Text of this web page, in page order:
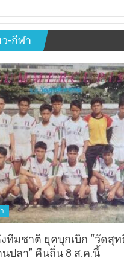
-กีฬา
ทีมชาติ ยุคบุกเบิก “วัดสุท
นปลา” คืนถิ่น 8 ส.ค.นี้